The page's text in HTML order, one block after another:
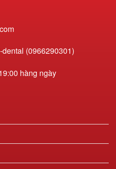
(0966290301)
hàng ngày